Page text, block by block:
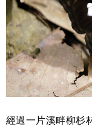
經過一片溪畔柳杉